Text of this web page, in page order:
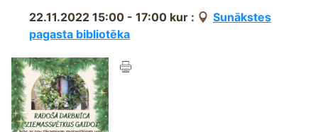
22.11.2022 15:00 - 17:00 kur :
Sunākstes
pagasta bibliotēka